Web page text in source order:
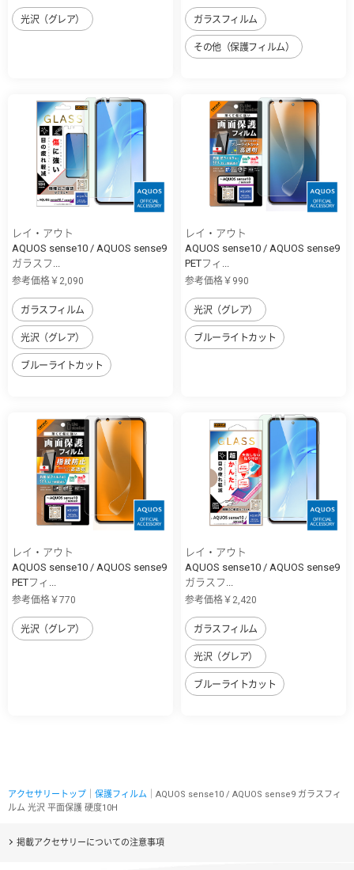
光沢（グレア） ガラスフィルム
その他（保護フィルム）
レイ・アウト
AQUOS sense10 / AQUOS sense9
ガラスフ...
参考価格￥2,090
ガラスフィルム
光沢（グレア）
ブルーライトカット
レイ・アウト
AQUOS sense10 / AQUOS sense9
PETフィ...
参考価格￥990
光沢（グレア）
ブルーライトカット
レイ・アウト
AQUOS sense10 / AQUOS sense9
PETフィ...
参考価格￥770
光沢（グレア）
レイ・アウト
AQUOS sense10 / AQUOS sense9
ガラスフ...
参考価格￥2,420
ガラスフィルム
光沢（グレア）
ブルーライトカット
アクセサリートップ 保護フィルム ｜AQUOS sense10 / AQUOS sense9 ガラスフィ
ルム 光沢 平面保護 硬度10H
掲載アクセサリーについての注意事項